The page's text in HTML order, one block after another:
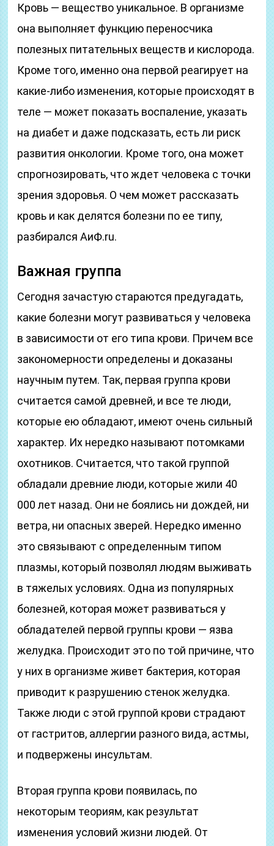
Кровь — вещество уникальное. В организме
она выполняет функцию переносчика
полезных питательных веществ и кислорода.
Кроме того, именно она первой реагирует на
какие-либо изменения, которые происходят в
теле — может показать воспаление, указать
на диабет и даже подсказать, есть ли риск
развития онкологии. Кроме того, она может
спрогнозировать, что ждет человека с точки
зрения здоровья. О чем может рассказать
кровь и как делятся болезни по ее типу,
разбирался АиФ.ru.
Важная группа
Сегодня зачастую стараются предугадать,
какие болезни могут развиваться у человека
в зависимости от его типа крови. Причем все
закономерности определены и доказаны
научным путем. Так, первая группа крови
считается самой древней, и все те люди,
которые ею обладают, имеют очень сильный
характер. Их нередко называют потомками
охотников. Считается, что такой группой
обладали древние люди, которые жили 40
000 лет назад. Они не боялись ни дождей, ни
ветра, ни опасных зверей. Нередко именно
это связывают с определенным типом
плазмы, который позволял людям выживать
в тяжелых условиях. Одна из популярных
болезней, которая может развиваться у
обладателей первой группы крови — язва
желудка. Происходит это по той причине, что
у них в организме живет бактерия, которая
приводит к разрушению стенок желудка.
Также люди с этой группой крови страдают
от гастритов, аллергии разного вида, астмы,
и подвержены инсультам.
Вторая группа крови появилась, по
некоторым теориям, как результат
изменения условий жизни людей. От